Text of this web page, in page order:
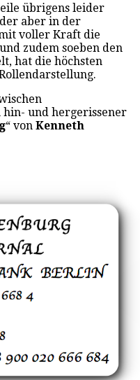
übrigens leider
aber in der
voller Kraft die
zudem soeben den
hat die höchsten
hin- und hergerissener
“ von Kenneth